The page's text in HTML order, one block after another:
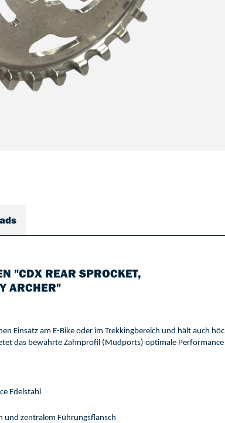
"CDX REAR SPROCKET,
ARCHER"
Einsatz am E-Bike oder im Trekkingbereich und hält auch
das bewährte Zahnprofil (Mudports) optimale
Edelstahl
und zentralem Führungsflansch